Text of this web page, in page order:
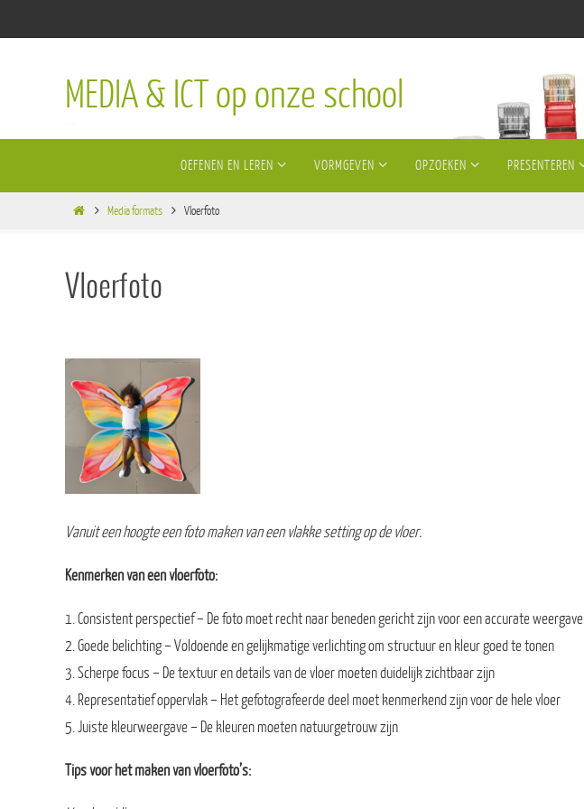
naar
MEDIA & ICT op onze school
de
OEFENEN EN LEREN VORMGEVEN OPZOEKEN PRESENTEREN
HomeMedia formats Vloerfoto
Vloerfoto
Vanuit een hoogte een foto maken van een vlakke setting op de vloer.
Kenmerken van een vloerfoto:
1. Consistent perspectief – De foto moet recht naar beneden gericht zijn voor een accurate weergave
2. Goede belichting – Voldoende en gelijkmatige verlichting om structuur en kleur goed te tonen
3. Scherpe focus – De textuur en details van de vloer moeten duidelijk zichtbaar zijn
4. Representatief oppervlak – Het gefotografeerde deel moet kenmerkend zijn voor de hele vloer
5. Juiste kleurweergave – De kleuren moeten natuurgetrouw zijn
Tips voor het maken van vloerfoto’s: